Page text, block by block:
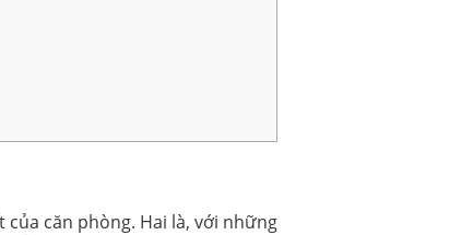
căn phòng. Hai là, với những